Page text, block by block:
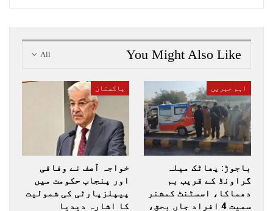
All You Might Also Like
اہم خبریں
باجوڑ: پھاٹک میلہ
گراونڈ کے قریب بم
دھماکا، اسسٹنٹ کمشنر
سمیت 4 افراد جاں بحق،
پاکستان
خواجہ آصف نے وفاقی
اور پنجاب حکومت میں
پیپلزپارٹی کی شمولیت
کا اشارہ دیدیا